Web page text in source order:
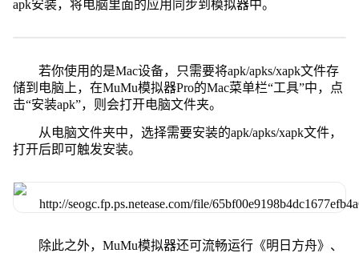
apk安装，将电脑里面的应用同步到模拟器中。
若你使用的是Mac设备，只需要将apk/apks/xapk文件存
储到电脑上，在MuMu模拟器Pro的Mac菜单栏“工具”中，点
击“安装apk”，则会打开电脑文件夹。
从电脑文件夹中，选择需要安装的apk/apks/xapk文件，
打开后即可触发安装。
除此之外，MuMu模拟器还可流畅运行《明日方舟》、